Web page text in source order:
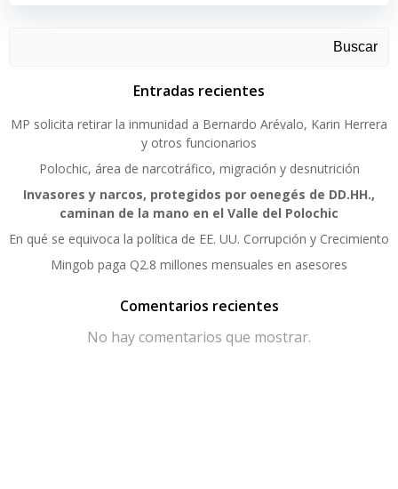
Buscar
Entradas recientes
MP solicita retirar la inmunidad a Bernardo Arévalo, Karin Herrera
y otros funcionarios
Polochic, área de narcotráfico, migración y desnutrición
Invasores y narcos, protegidos por oenegés de DD.HH.,
caminan de la mano en el Valle del Polochic
En qué se equivoca la política de EE. UU. Corrupción y Crecimiento
Mingob paga Q2.8 millones mensuales en asesores
Comentarios recientes
No hay comentarios que mostrar.